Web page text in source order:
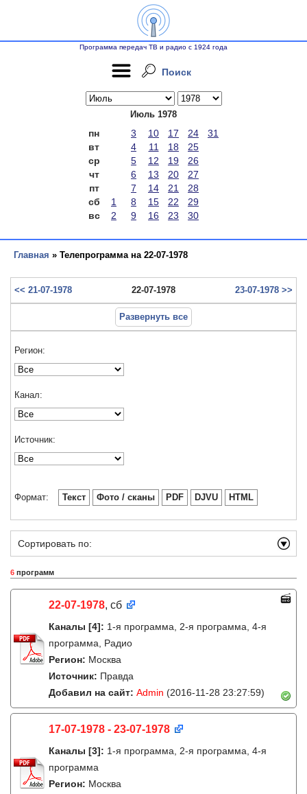
Программа передач ТВ и радио с 1924 года
Поиск
Июль 1978
пн 3 10 17 24
31
вт
4 11 18
25
ср
5 12 19
26
чт
6 13 20
27
пт
7 14 21
28
сб
1 8 15 22
29
вс
2 9 16 23 30
Главная » Телепрограмма на 22-07-1978
<< 21-07-1978 22-07-1978 23-07-1978 >>
Развернуть все
Регион:
Канал:
Источник:
Формат: Текст Фото / сканы PDF DJVU HTML
Сортировать по:
6 программ
22-07-1978, сб
Каналы [4]: 1-я программа, 2-я программа, 4-я
программа, Радио
Регион: Москва
Источник: Правда
Добавил на сайт: Admin (2016-11-28 23:27:59)
17-07-1978 - 23-07-1978
Каналы [3]: 1-я программа, 2-я программа, 4-я
программа
Регион: Москва